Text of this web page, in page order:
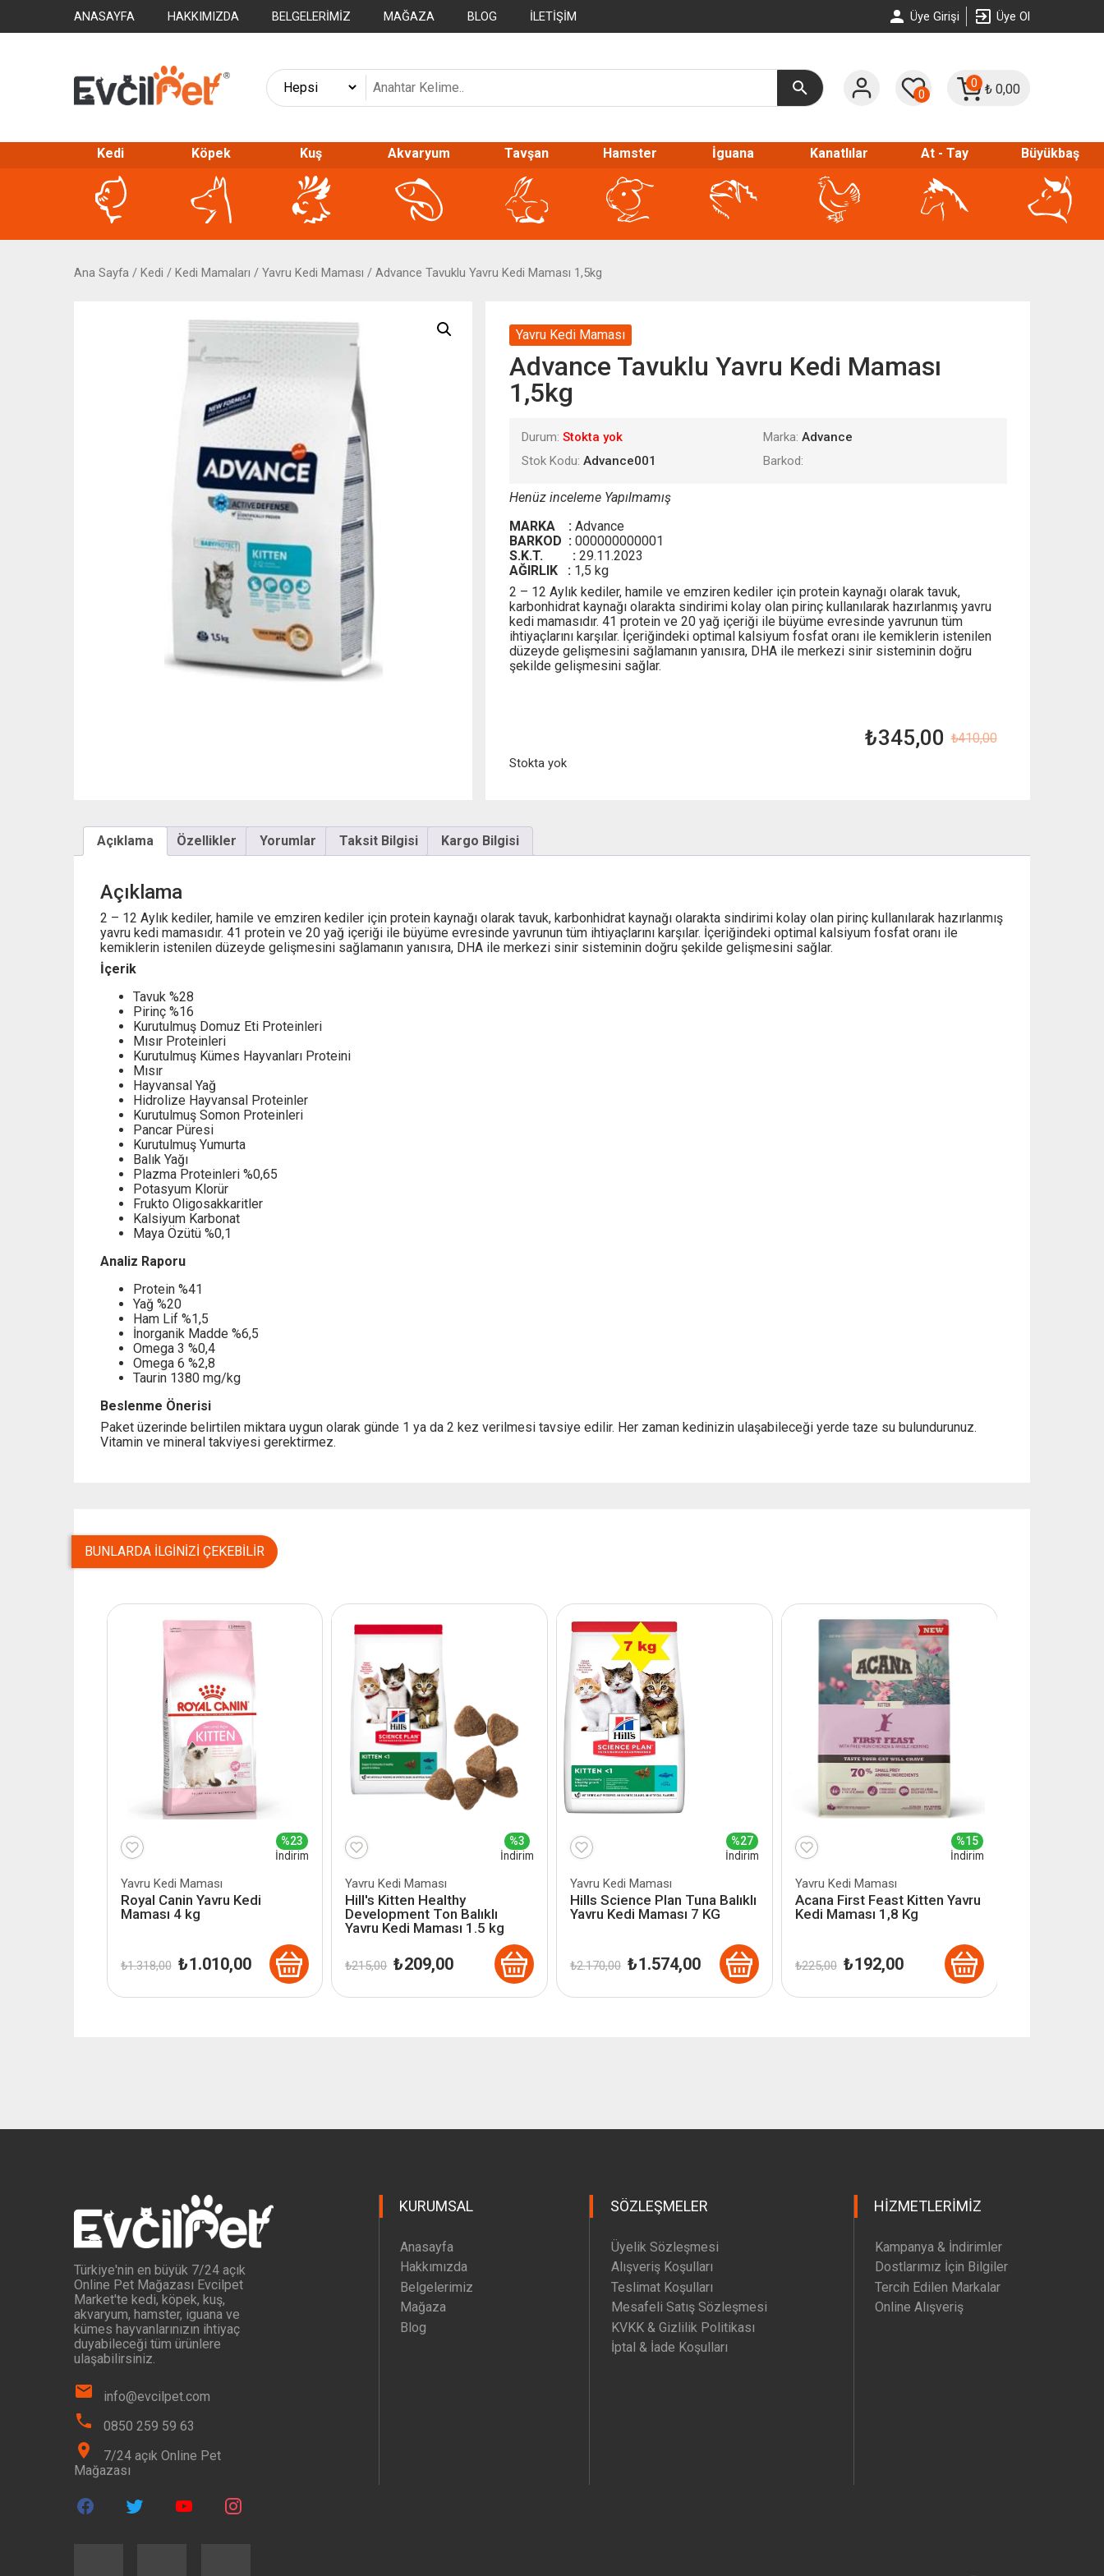
ANASAYFA HAKKIMIZDA BELGELERIMIZ MAĞAZA BLOG İLETIŞIM Üye Girişi Üye Ol
0
0 ₺ 0,00
Kedi Köpek Kuş Akvaryum Tavşan Hamster İguana Kanatlılar At - Tay Büyükbaş
Ana Sayfa/ Kedi / Kedi Mamaları / Yavru Kedi Maması / Advance Tavuklu Yavru Kedi Maması 1,5kg
Yavru Kedi Maması
Advance Tavuklu Yavru Kedi Maması
1,5kg
Durum: Stokta yok Marka: Advance
Stok Kodu: Advance001 Barkod:
Henüz inceleme Yapılmamış
MARKA :Advance
BARKOD :000000000001
S.K.T. :29.11.2023
AĞIRLIK :1,5 kg
2 – 12 Aylık kediler, hamile ve emziren kediler için protein kaynağı olarak tavuk,
karbonhidrat kaynağı olarakta sindirimi kolay olan pirinç kullanılarak hazırlanmış yavru
kedi mamasıdır. 41 protein ve 20 yağ içeriği ile büyüme evresinde yavrunun tüm
ihtiyaçlarını karşılar. İçeriğindeki optimal kalsiyum fosfat oranı ile kemiklerin istenilen
düzeyde gelişmesini sağlamanın yanısıra, DHA ile merkezi sinir sisteminin doğru
şekilde gelişmesini sağlar.
₺410,00
₺345,00
Stokta yok
Açıklama Özellikler Yorumlar Taksit Bilgisi Kargo Bilgisi
Açıklama
2 – 12 Aylık kediler, hamile ve emziren kediler için protein kaynağı olarak tavuk, karbonhidrat kaynağı olarakta sindirimi kolay olan pirinç kullanılarak hazırlanmış
yavru kedi mamasıdır. 41 protein ve 20 yağ içeriği ile büyüme evresinde yavrunun tüm ihtiyaçlarını karşılar. İçeriğindeki optimal kalsiyum fosfat oranı ile
kemiklerin istenilen düzeyde gelişmesini sağlamanın yanısıra, DHA ile merkezi sinir sisteminin doğru şekilde gelişmesini sağlar.
İçerik
Tavuk %28
Pirinç %16
Kurutulmuş Domuz Eti Proteinleri
Mısır Proteinleri
Kurutulmuş Kümes Hayvanları Proteini
Mısır
Hayvansal Yağ
Hidrolize Hayvansal Proteinler
Kurutulmuş Somon Proteinleri
Pancar Püresi
Kurutulmuş Yumurta
Balık Yağı
Plazma Proteinleri %0,65
Potasyum Klorür
Frukto Oligosakkaritler
Kalsiyum Karbonat
Maya Özütü %0,1
Analiz Raporu
Protein %41
Yağ %20
Ham Lif %1,5
İnorganik Madde %6,5
Omega 3 %0,4
Omega 6 %2,8
Taurin 1380 mg/kg
Beslenme Önerisi
Paket üzerinde belirtilen miktara uygun olarak günde 1 ya da 2 kez verilmesi tavsiye edilir. Her zaman kedinizin ulaşabileceği yerde taze su bulundurunuz.
Vitamin ve mineral takviyesi gerektirmez.
BUNLARDA İLGINIZI ÇEKEBILIR
%23
İndirim
Yavru Kedi Maması
Royal Canin Yavru Kedi
Maması 4 kg
₺1.318,00 Orijinal
fiyat:
₺1.010,00Şu
andaki
%3
İndirim
Yavru Kedi Maması
Hill's Kitten Healthy
Development Ton Balıklı
Yavru Kedi Maması 1.5 kg
₺215,00 Orijinal
fiyat:
₺209,00Şu
%27
İndirim
Yavru Kedi Maması
Hills Science Plan Tuna Balıklı
Yavru Kedi Maması 7 KG
₺2.170,00 Orijinal
fiyat:
₺1.574,00Şu
andaki
%15
İndirim
Yavru Kedi Maması
Acana First Feast Kitten Yavru
Kedi Maması 1,8 Kg
₺225,00 Orijinal
fiyat:
₺192,00Şu
Türkiye'nin en büyük 7/24 açık
Online Pet Mağazası Evcilpet
Market'te kedi, köpek, kuş,
akvaryum, hamster, iguana ve
kümes hayvanlarınızın ihtiyaç
duyabileceği tüm ürünlere
ulaşabilirsiniz.
info@evcilpet.com
0850 259 59 63
7/24 açık Online Pet
Mağazası
KURUMSAL
Anasayfa
Hakkımızda
Belgelerimiz
Mağaza
Blog
SÖZLEŞMELER
Üyelik Sözleşmesi
Alışveriş Koşulları
Teslimat Koşulları
Mesafeli Satış Sözleşmesi
KVKK & Gizlilik Politikası
İptal & İade Koşulları
HIZMETLERIMIZ
Kampanya & İndirimler
Dostlarımız İçin Bilgiler
Tercih Edilen Markalar
Online Alışveriş